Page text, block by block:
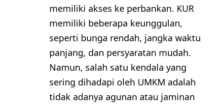
memiliki akses ke perbankan. KUR
memiliki beberapa keunggulan,
seperti bunga rendah, jangka waktu
panjang, dan persyaratan mudah.
Namun, salah satu kendala yang
sering dihadapi oleh UMKM adalah
tidak adanya agunan atau jaminan